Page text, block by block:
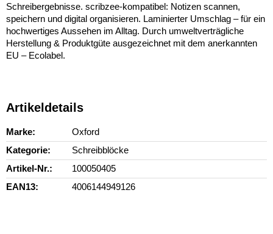
Schreibergebnisse. scribzee-kompatibel: Notizen scannen,
speichern und digital organisieren. Laminierter Umschlag – für ein
hochwertiges Aussehen im Alltag. Durch umweltverträgliche
Herstellung & Produktgüte ausgezeichnet mit dem anerkannten
EU – Ecolabel.
Artikeldetails
Marke
Oxford
Kategorie
Schreibblöcke
Artikel-Nr.
100050405
EAN13
4006144949126